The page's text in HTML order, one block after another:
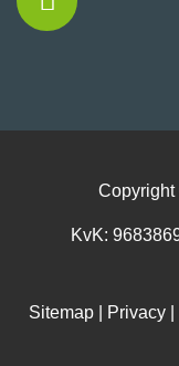
KvK:
Sitemap Privacy